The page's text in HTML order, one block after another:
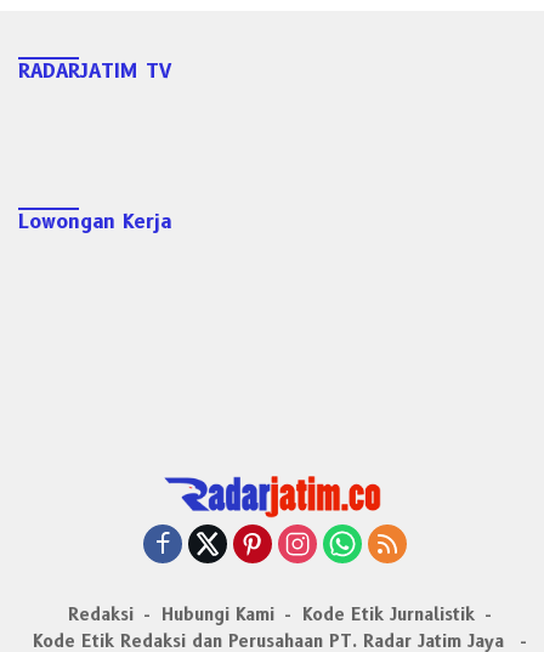
RADARJATIM TV
Lowongan Kerja
Redaksi Hubungi Kami
Kode Etik Jurnalistik
Kode Etik Redaksi dan Perusahaan PT. Radar Jatim Jaya